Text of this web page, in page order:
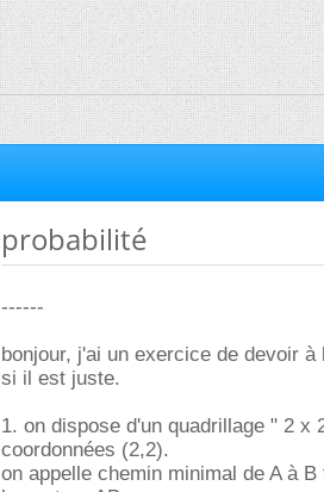
probabilité
------
bonjour, j'ai un exercice de devoir
si il est juste.
1. on dispose d'un quadrillage " 2
coordonnées (2,2).
on appelle chemin minimal de A à